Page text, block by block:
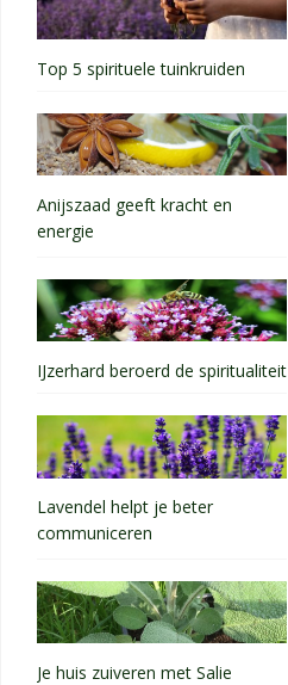
Top 5 spirituele tuinkruiden
Anijszaad geeft kracht en
energie
IJzerhard beroerd de spiritualiteit
Lavendel helpt je beter
communiceren
Je huis zuiveren met Salie